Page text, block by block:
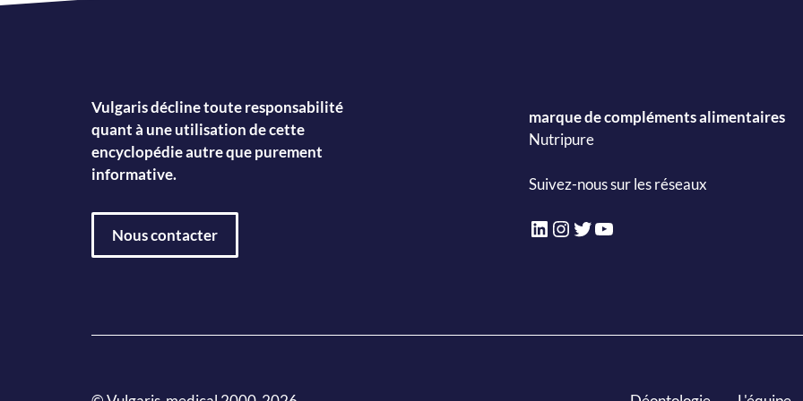
Vulgaris décline toute responsabilité
quant à une utilisation de cette
encyclopédie autre que purement
informative.
Nous contacter
marque de compléments alimentaires
Nutripure
Suivez-nous sur les réseaux
LinkedIn
Instagram
Twitter
YouTube